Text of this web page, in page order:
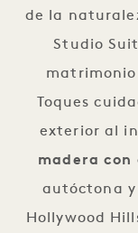
de la
Studio
Toques
exterior al
madera con
autóctona y
Hollywood